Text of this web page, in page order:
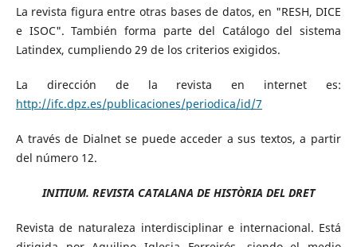
La revista figura entre otras bases de datos, en "RESH, DICE
e ISOC". También forma parte del Catálogo del sistema
Latindex, cumpliendo 29 de los criterios exigidos.
La dirección de la revista en internet es:
http://ifc.dpz.es/publicaciones/periodica/id/7
A través de Dialnet se puede acceder a sus textos, a partir
del número 12.
INITIUM. REVISTA CATALANA DE HISTÒRIA DEL DRET
Revista de naturaleza interdisciplinar e internacional. Está